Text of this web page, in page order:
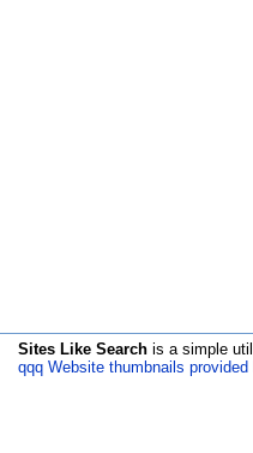
Sites Like Search is a simple
qqq Website thumbnails